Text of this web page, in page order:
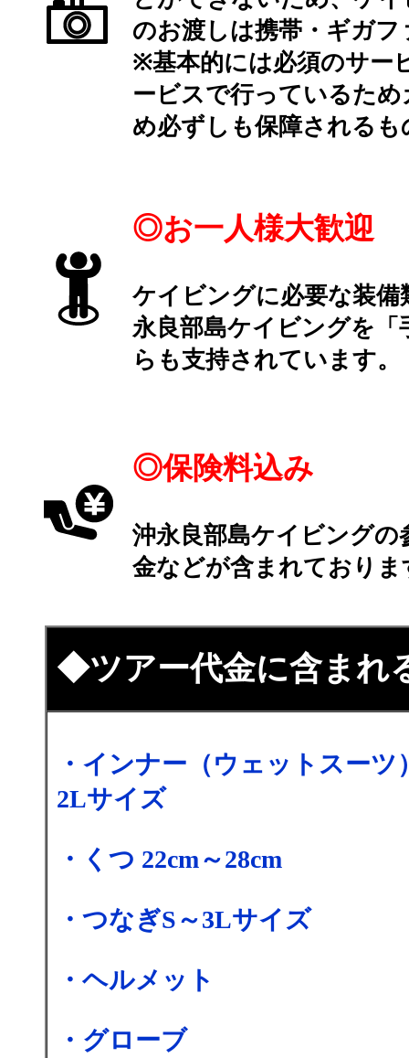
のお渡しは携帯・ギガ
※基本的には必須のサー
ービスで行っているた
め必ずしも保障される
◎お一人様大歓迎
ケイビングに必要な装
永良部島ケイビングを
らも支持されています。
◎保険料込み
沖永良部島ケイビングの
金などが含まれておりま
◆ツアー代金に含まれ
・インナー（ウェットスーツ
2Lサイズ
・くつ 22cm～28cm
・つなぎS～3Lサイズ
・ヘルメット
・グローブ